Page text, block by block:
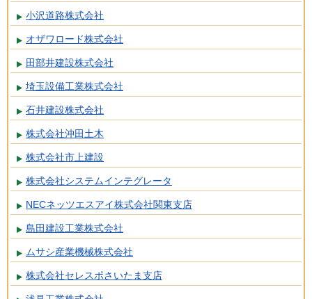
小沢道路株式会社
オザワロード株式会社
田部井建設株式会社
埼玉設備工業株式会社
石井建設株式会社
株式会社沖田土木
株式会社市上建設
株式会社システムインテグレータ
NECネッツエスアイ株式会社関東支店
島田建設工業株式会社
ムサシ産業機械株式会社
株式会社セレスポさいたま支店